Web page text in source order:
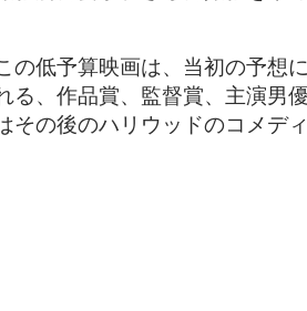
低予算映画は、当初の予想
、作品賞、監督賞、主演男
の後のハリウッドのコメデ